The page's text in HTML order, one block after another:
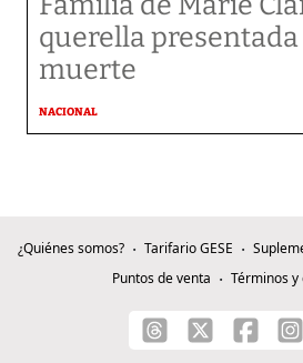
querella presentada
muerte
NACIONAL
¿Quiénes somos? Tarifario GESE
Puntos de venta
Términos y